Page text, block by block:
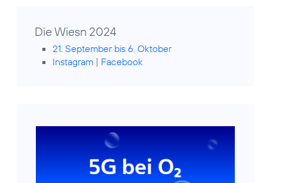
Die Wiesn 2024
21. September bis 6. Oktober
Instagram | Facebook